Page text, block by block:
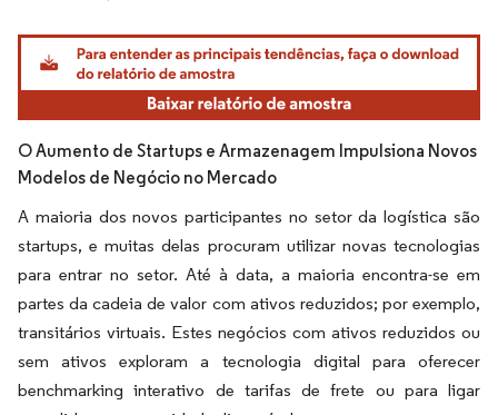
Imagem © Mordor Intelligence. O reuso requer atribuição conforme CC BY 4.0.
O Aumento de Startups e Armazenagem Impulsiona Novos
Modelos de Negócio no Mercado
A maioria dos novos participantes no setor da logística são
startups, e muitas delas procuram utilizar novas tecnologias
para entrar no setor. Até à data, a maioria encontra-se em
partes da cadeia de valor com ativos reduzidos; por exemplo,
transitários virtuais. Estes negócios com ativos reduzidos ou
sem ativos exploram a tecnologia digital para oferecer
benchmarking interativo de tarifas de frete ou para ligar